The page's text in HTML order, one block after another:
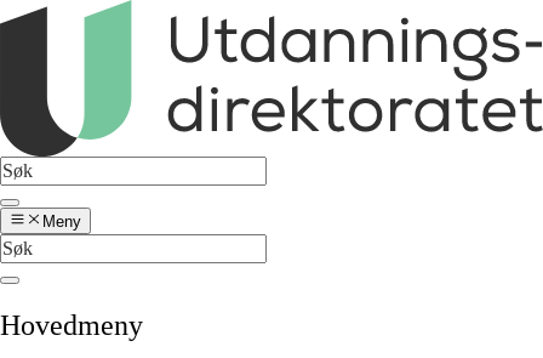
Meny
Hovedmeny